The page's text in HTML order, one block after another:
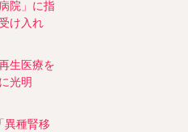
院」に指
け入れ
生医療を
光明
異種腎移